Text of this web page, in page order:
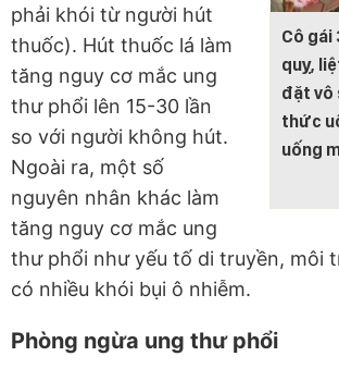
Cô
quỵ,
đặt vô
thức
uống
phải khói từ người hút
thuốc). Hút thuốc lá làm
tăng nguy cơ mắc ung
thư phổi lên 15-30 lần
so với người không hút.
Ngoài ra, một số
nguyên nhân khác làm
tăng nguy cơ mắc ung
thư phổi như yếu tố di truyền, môi
có nhiều khói bụi ô nhiễm.
Phòng ngừa ung thư phổi